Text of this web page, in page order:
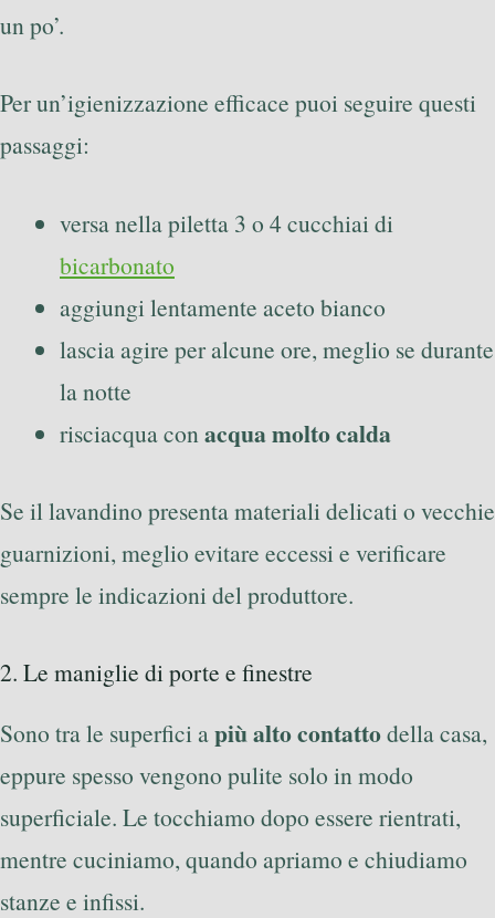
un po’.
Per un’igienizzazione efficace puoi seguire questi
passaggi:
versa nella piletta 3 o 4 cucchiai di
bicarbonato
aggiungi lentamente aceto bianco
lascia agire per alcune ore, meglio se durante
la notte
risciacqua con acqua molto calda
Se il lavandino presenta materiali delicati o vecchie
guarnizioni, meglio evitare eccessi e verificare
sempre le indicazioni del produttore.
2. Le maniglie di porte e finestre
Sono tra le superfici apiù alto contattodella casa,
eppure spesso vengono pulite solo in modo
superficiale. Le tocchiamo dopo essere rientrati,
mentre cuciniamo, quando apriamo e chiudiamo
stanze e infissi.